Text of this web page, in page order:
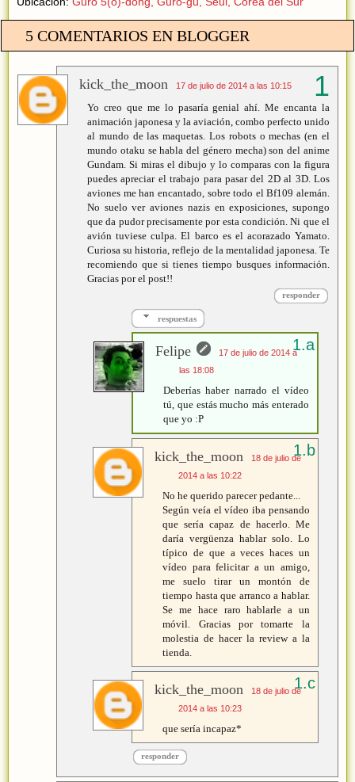
5 COMENTARIOS EN BLOGGER
kick_the_moon 17 de julio de 2014 a las 10:15
Yo creo que me lo pasaría genial ahí. Me encanta la
animación japonesa y la aviación, combo perfecto unido
al mundo de las maquetas. Los robots o mechas (en el
mundo otaku se habla del género mecha) son del anime
Gundam. Si miras el dibujo y lo comparas con la figura
puedes apreciar el trabajo para pasar del 2D al 3D. Los
aviones me han encantado, sobre todo el Bf109 alemán.
No suelo ver aviones nazis en exposiciones, supongo
que da pudor precisamente por esta condición. Ni que el
avión tuviese culpa. El barco es el acorazado Yamato.
Curiosa su historia, reflejo de la mentalidad japonesa. Te
recomiendo que si tienes tiempo busques información.
Gracias por el post!!
responder
respuestas
Felipe
17 de julio de 2014 a
las 18:08
Deberías haber narrado el vídeo
tú, que estás mucho más enterado
que yo :P
kick_the_moon
18 de julio de
2014 a las 10:22
No he querido parecer pedante...
Según veía el vídeo iba pensando
que sería capaz de hacerlo. Me
daría vergüenza hablar solo. Lo
típico de que a veces haces un
vídeo para felicitar a un amigo,
me suelo tirar un montón de
tiempo hasta que arranco a hablar.
Se me hace raro hablarle a un
móvil. Gracias por tomarte la
molestia de hacer la review a la
tienda.
kick_the_moon
18 de julio de
2014 a las 10:23
que sería incapaz*
responder